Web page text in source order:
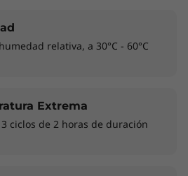
y permitirte estar
en todo momento y
relativa, a 30°C - 60°C
Extrema
3 ciclos de 2 horas de duración